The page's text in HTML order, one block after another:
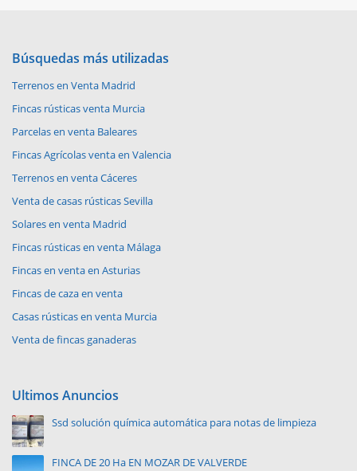
Búsquedas más utilizadas
Terrenos en Venta Madrid
Fincas rústicas venta Murcia
Parcelas en venta Baleares
Fincas Agrícolas venta en Valencia
Terrenos en venta Cáceres
Venta de casas rústicas Sevilla
Solares en venta Madrid
Fincas rústicas en venta Málaga
Fincas en venta en Asturias
Fincas de caza en venta
Casas rústicas en venta Murcia
Venta de fincas ganaderas
Ultimos Anuncios
Ssd solución química automática para notas de limpieza
FINCA DE 20 Ha EN MOZAR DE VALVERDE